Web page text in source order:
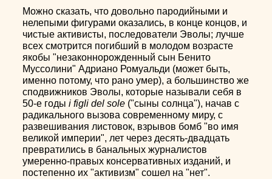
Можно сказать, что довольно пародийными и
нелепыми фигурами оказались, в конце концов, и
чистые активисты, последователи Эволы; лучше
всех смотрится погибший в молодом возрасте
якобы "незаконнорожденный сын Бенито
Муссолини" Адриано Ромуальди (может быть,
именно потому, что рано умер), а большинство же
сподвижников Эволы, которые называли себя в
50-е годыi figli del sole ("сыны солнца"), начав с
радикального вызова современному миру, с
развешивания листовок, взрывов бомб "во имя
великой империи", лет через десять-двадцать
превратились в банальных журналистов
умеренно-правых консервативных изданий, и
постепенно их "активизм" сошел на "нет".